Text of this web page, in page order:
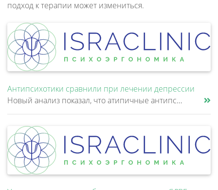
подход к терапии может измениться.
Антипсихотики сравнили при лечении депрессии
Новый анализ показал, что атипичные антипсихотики, которые иногда добавляют к антидепрессантам при большом депрессивном......